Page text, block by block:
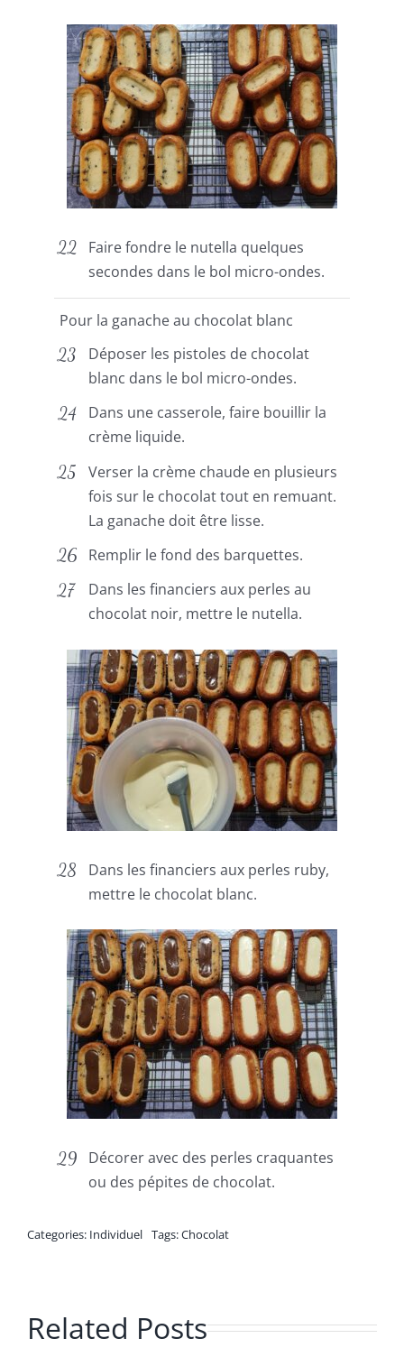
Faire fondre le nutella quelques
secondes dans le bol micro-ondes.
Pour la ganache au chocolat blanc
Déposer les pistoles de chocolat
blanc dans le bol micro-ondes.
Dans une casserole, faire bouillir la
crème liquide.
Verser la crème chaude en plusieurs
fois sur le chocolat tout en remuant.
La ganache doit être lisse.
Remplir le fond des barquettes.
Dans les financiers aux perles au
chocolat noir, mettre le nutella.
Dans les financiers aux perles ruby,
mettre le chocolat blanc.
Décorer avec des perles craquantes
ou des pépites de chocolat.
Categories: Individuel Tags:Chocolat
Related Posts